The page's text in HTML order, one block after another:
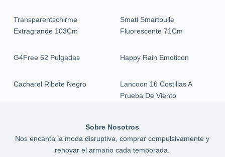
Transparentschirme
Extragrande 103Cm
Smati Smartbulle
Fluorescente 71Cm
G4Free 62 Pulgadas Happy Rain Emoticon
Cacharel Ribete Negro
Lancoon 16 Costillas A
Prueba De Viento
Sobre Nosotros
Nos encanta la moda disruptiva, comprar compulsivamente y
renovar el armario cada temporada.